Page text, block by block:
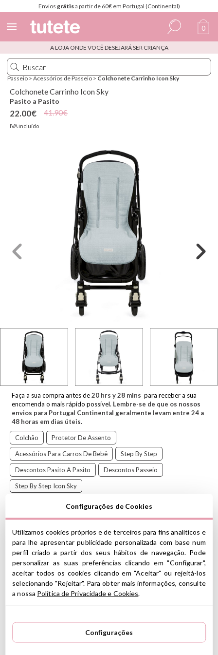
Envios grátisa partir de 60€ em Portugal (Continental)
Espanhol
Italiano
Inglês
Francês
0
A LOJA ONDE VOCÊ DESEJARÁ SER CRIANÇA
Passeio > Acessórios de Passeio > Colchonete Carrinho Icon Sky
Colchonete Carrinho Icon Sky
Pasito a Pasito
22.00€
IVA incluído
41.90€
Faça a sua compra antes de20 hrs y28 mins para receber a sua
encomenda o mais rápido possível. Lembre-se de que os nossos
envios para Portugal Continental geralmente levam entre 24 a
48 horas em dias úteis.
Colchão Protetor De Assento
Acessórios Para Carros De Bebê Step By Step
Descontos Pasito A Pasito Descontos Passeio
Step By Step Icon Sky
O tapete Icon Sky de Pasito aPasito é perfeito
conforto ao seu filho durante as caminhadas.
Com um tecido respirável que isola a umidade e evita a
transpiração excessiva, este tapete é adequado para a maioria
dos carrinhos de bebê. Possui aberturas e ajustes para cobrir a
superfície onde a criança está deitada, garantindo um passeio
mais confortável e protegendo
a cadeira do atrito.
Material: 100% algodão
Configurações de Cookies
Utilizamos cookies próprios e de terceiros para fins analíticos e
para lhe apresentar publicidade personalizada com base num
perfil criado a partir dos seus hábitos de navegação. Pode
personalizar as suas preferências clicando em "Configurar",
aceitar todos os cookies clicando em "Aceitar" ou rejeitá-los
selecionando "Rejeitar". Para obter mais informações, consulte
a nossa Política de Privacidade e Cookies
Configurações